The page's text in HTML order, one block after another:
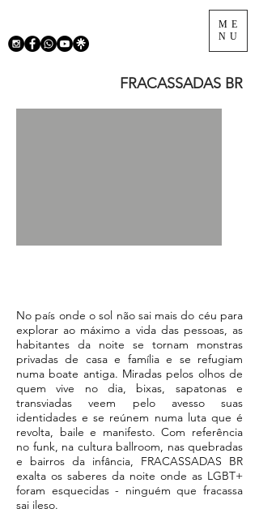
ME
NU
FRACASSADAS BR
No país onde o sol não sai mais do céu para
explorar ao máximo a vida das pessoas, as
habitantes da noite se tornam monstras
privadas de casa e família e se refugiam
numa boate antiga. Miradas pelos olhos de
quem vive no dia, bixas, sapatonas e
transviadas veem pelo avesso suas
identidades e se reúnem numa luta que é
revolta, baile e manifesto. Com referência
no funk, na cultura ballroom, nas quebradas
e bairros da infância, FRACASSADAS BR
exalta os saberes da noite onde as LGBT+
foram esquecidas - ninguém que fracassa
sai ileso.